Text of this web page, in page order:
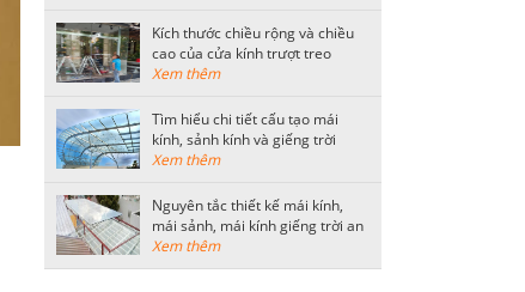
Kích thước chiều rộng và chiều
cao của cửa kính trượt treo
thông dụng
Xem thêm
Tìm hiểu chi tiết cấu tạo mái
kính, sảnh kính và giếng trời
bằng kính cường lực
Xem thêm
Nguyên tắc thiết kế mái kính,
mái sảnh, mái kính giếng trời an
toàn
Xem thêm